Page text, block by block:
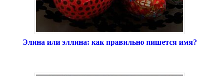
Элина или эллина: как правильно пишется имя?